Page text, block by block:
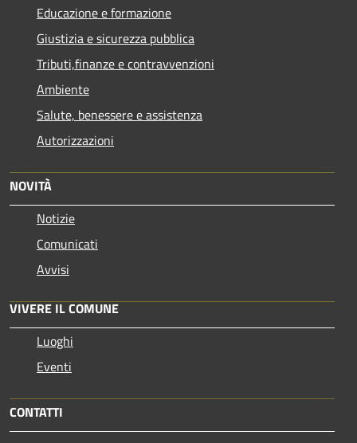
Educazione e formazione
Giustizia e sicurezza pubblica
Tributi,finanze e contravvenzioni
Ambiente
Salute, benessere e assistenza
Autorizzazioni
NOVITÀ
Notizie
Comunicati
Avvisi
VIVERE IL COMUNE
Luoghi
Eventi
CONTATTI